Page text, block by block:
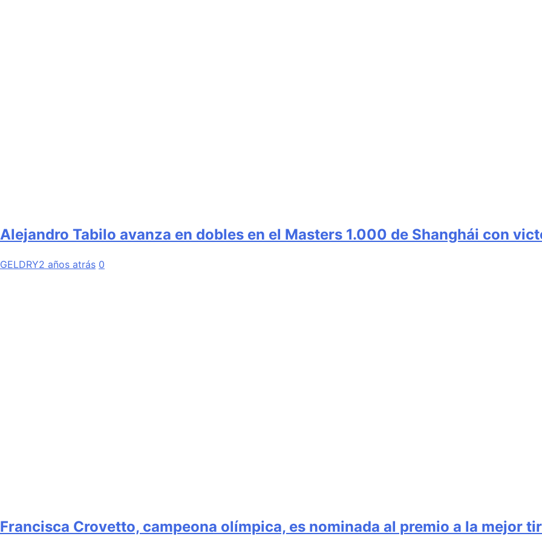
Alejandro Tabilo avanza en dobles en el Masters 1.000 de Shanghái con
GELDRY2 años atrás 0
Francisca Crovetto, campeona olímpica, es nominada al premio a la mejor